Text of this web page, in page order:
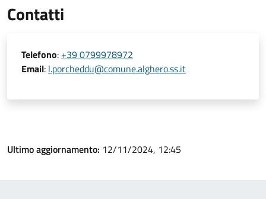
Contatti
Telefono: +39 0799978972
Email: l.porcheddu@comune.alghero.ss.it
Ultimo aggiornamento: 12/11/2024, 12:45